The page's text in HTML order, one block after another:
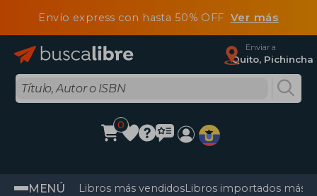
Envío express con hasta 50% OFF Ver más
Enviar a
Quito, Pichincha
0
MENÚ Libros más vendidosLibros importados más